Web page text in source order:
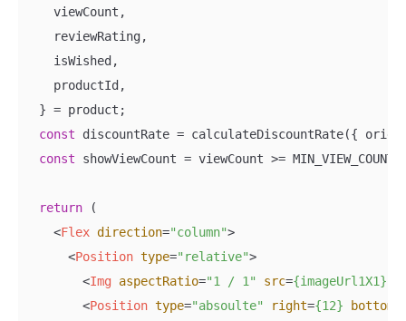
    viewCount,
    reviewRating,
    isWished,
    productId,
  } = product;
const discountRate = calculateDiscountRate({
const showViewCount = viewCount >=
return (
<Flex direction="column">
<Position type="relative">
<Img aspectRatio="1 / 1" src={imageUrl1X1}
<Position type="absoulte" right={12} bottom